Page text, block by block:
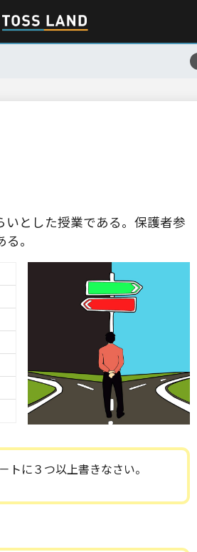
いとした授業である。保護者参
。
トに３つ以上書きなさい。